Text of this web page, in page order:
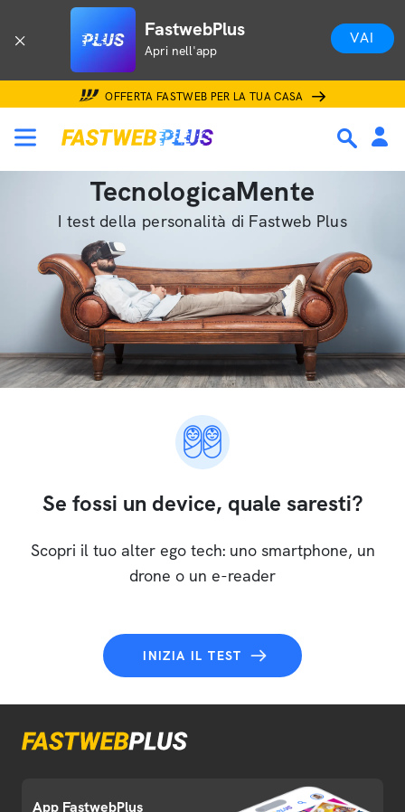
FastwebPlus
Apri nell'app
VAI
OFFERTA FASTWEB PER LA TUA CASA
TecnologicaMente
I test della personalità di Fastweb Plus
Se fossi un device, quale saresti?
Scopri il tuo alter ego tech: uno smartphone, un
drone o un e-reader
INIZIA IL TEST
App FastwebPlus